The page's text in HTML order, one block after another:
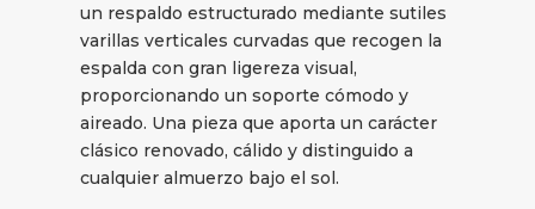
un respaldo estructurado mediante sutiles
varillas verticales curvadas que recogen la
espalda con gran ligereza visual,
proporcionando un soporte cómodo y
aireado. Una pieza que aporta un carácter
clásico renovado, cálido y distinguido a
cualquier almuerzo bajo el sol.